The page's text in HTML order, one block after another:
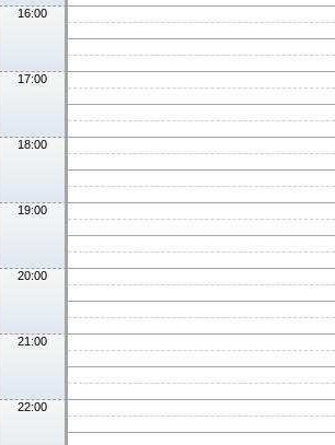
16:00
17:00
18:00
19:00
20:00
21:00
22:00